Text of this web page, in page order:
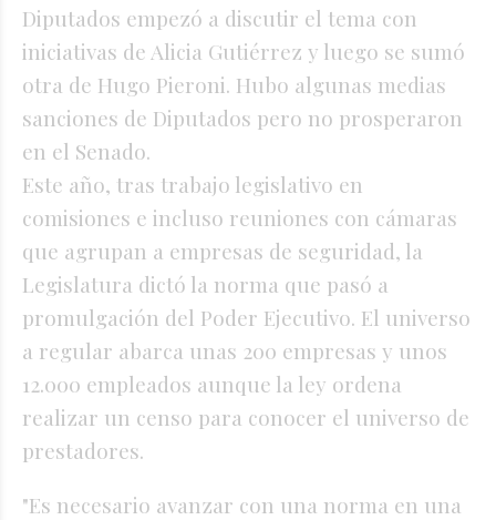
Diputados empezó a discutir el tema con
iniciativas de Alicia Gutiérrez y luego se sumó
otra de Hugo Pieroni. Hubo algunas medias
sanciones de Diputados pero no prosperaron
en el Senado.
Este año, tras trabajo legislativo en
comisiones e incluso reuniones con cámaras
que agrupan a empresas de seguridad, la
Legislatura dictó la norma que pasó a
promulgación del Poder Ejecutivo. El universo
a regular abarca unas 200 empresas y unos
12.000 empleados aunque la ley ordena
realizar un censo para conocer el universo de
prestadores.
"Es necesario avanzar con una norma en una